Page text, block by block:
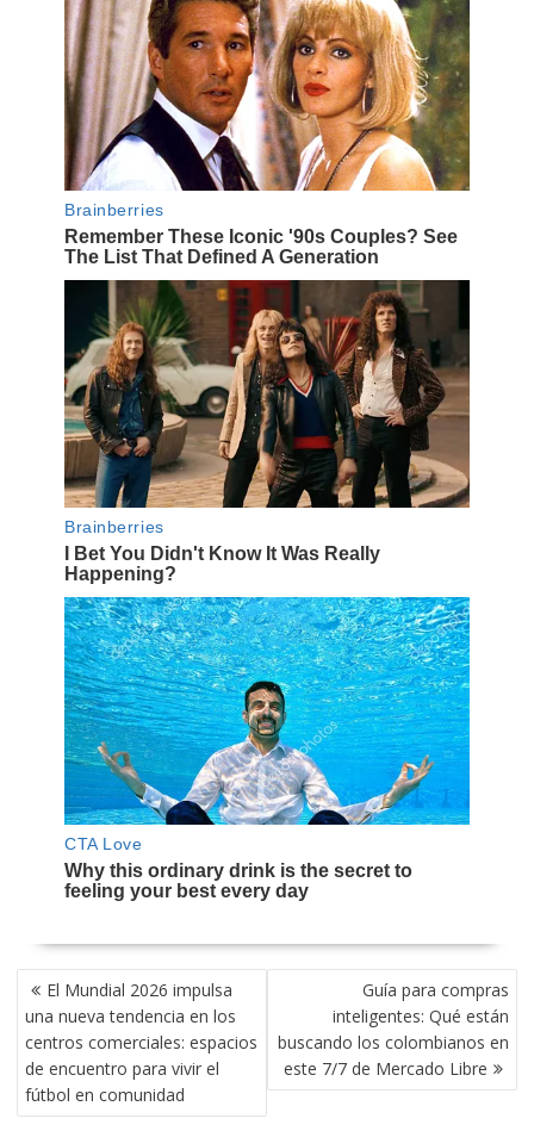
NAVEGACIÓN
DE
ENTRADAS
El Mundial 2026 impulsa
una nueva tendencia en los
centros comerciales: espacios
de encuentro para vivir el
fútbol en comunidad
Guía para compras
inteligentes: Qué están
buscando los colombianos en
este 7/7 de Mercado Libre